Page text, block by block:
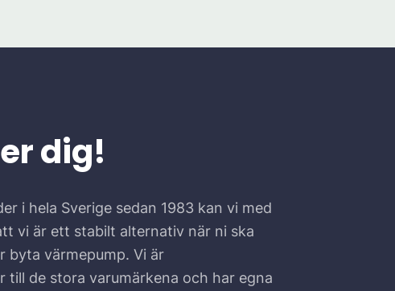
dig!
i hela Sverige sedan 1983 kan vi med
vi är ett stabilt alternativ när ni ska
byta värmepump. Vi är
till de stora varumärkena och har egna